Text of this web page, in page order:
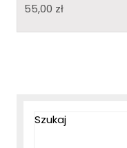
55,00 zł
Szukaj